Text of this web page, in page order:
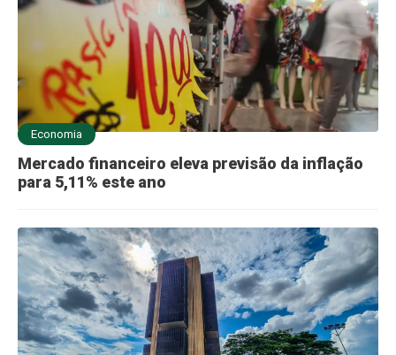
Economia
Mercado financeiro eleva previsão da inflação
para 5,11% este ano